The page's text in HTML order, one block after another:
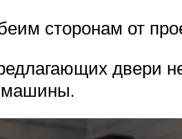
сторонам от
двери
машины.